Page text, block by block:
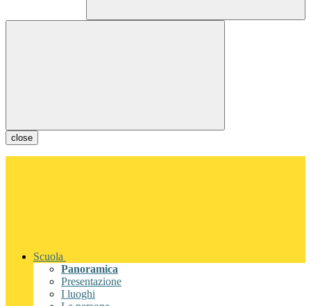
close
Scuola
Panoramica
Presentazione
I luoghi